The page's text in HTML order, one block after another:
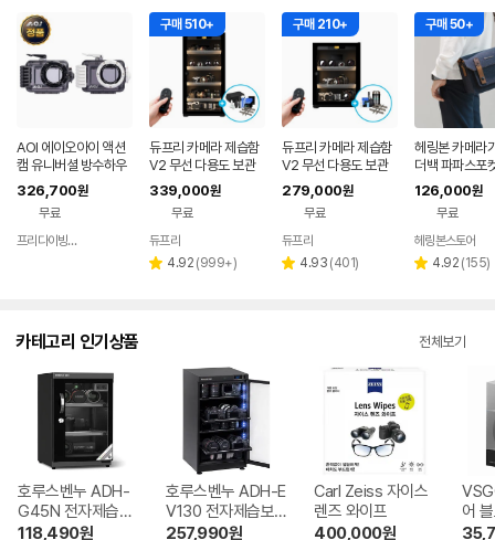
AOI 에이오아이 액션
캠 유니버셜 방수하우
징 [어딥터포함] 수중
촬영 60M 방수케이스
2컬러선택
326,700원
무료
프리다이빙 장비랩
구매 510+
듀프리 카메라 제습함
V2 무선 다용도 보관
함 108L
339,000원
무료
듀프리
별 4.92 리
(999+)
구매 210+
듀프리 카메라 제습함
V2 무선 다용도 보관
함 72L
279,000원
무료
듀프리
별 4.93 리
(401)
구매 50+
헤링본 카메라
더백 파파스포
즌5 스몰 소니
스 캐논 후지
126,000원
무료
헤링본스토어
별 4.92 리
(155)
카테고리 인기상품 전체보기
호루스벤누 ADH-
G45N 전자제습보
관함
118,490원
호루스벤누 ADH-E
V130 전자제습보
관함
257,990원
Carl Zeiss 자이스
렌즈 와이프
400,000원
어